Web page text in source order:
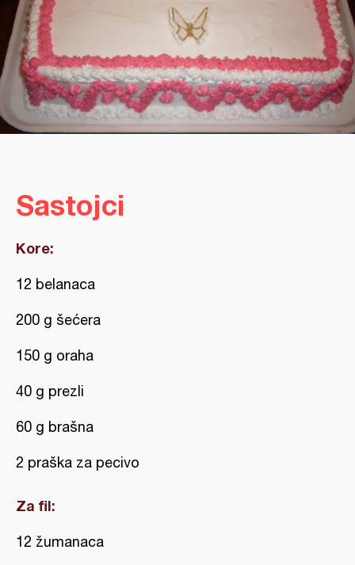
Sastojci
Kore:
12 belanaca
200 g šećera
150 g oraha
40 g prezli
60 g brašna
2 praška za pecivo
Za fil:
12 žumanaca